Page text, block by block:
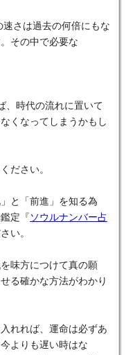
さは過去の何倍にもな
その中で必要な
、時代の流れに置いて
くなってしまうかもし
ださい。
と「前進」を知る為
定『 ソウルナンバー占
い。
味方につけて真の願
る確かな方法がわかり
れれば、運命は必ずあ
よりも遅い時はな